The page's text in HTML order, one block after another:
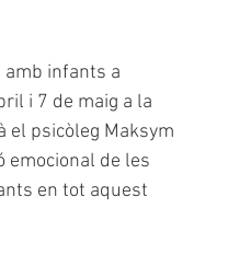
amb infants a
i 7 de maig a la
el psicòleg Maksym
emocional de les
en tot aquest